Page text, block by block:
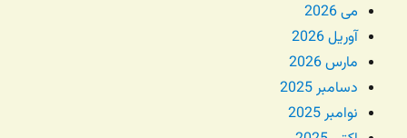
می 2026
آوریل 2026
مارس 2026
دسامبر 2025
نوامبر 2025